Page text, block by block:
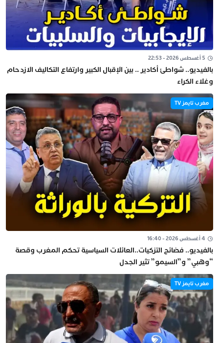
5 أغسطس 2026 - 22:53
بالفيديو.. شواطئ أكادير .. بين الإقبال الكبير وارتفاع التكاليف الازدحام
وغلاء الكراء
مغرب تايمز TV
4 أغسطس 2026 - 16:40
بالفيديو.. فضائح التزكيات..العائلات السياسية تحكم المغرب وقصة
“وهبي” و”السيمو” تثير الجدل
مغرب تايمز TV